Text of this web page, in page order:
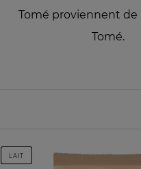
Tomé proviennent de
Tomé.
LAIT